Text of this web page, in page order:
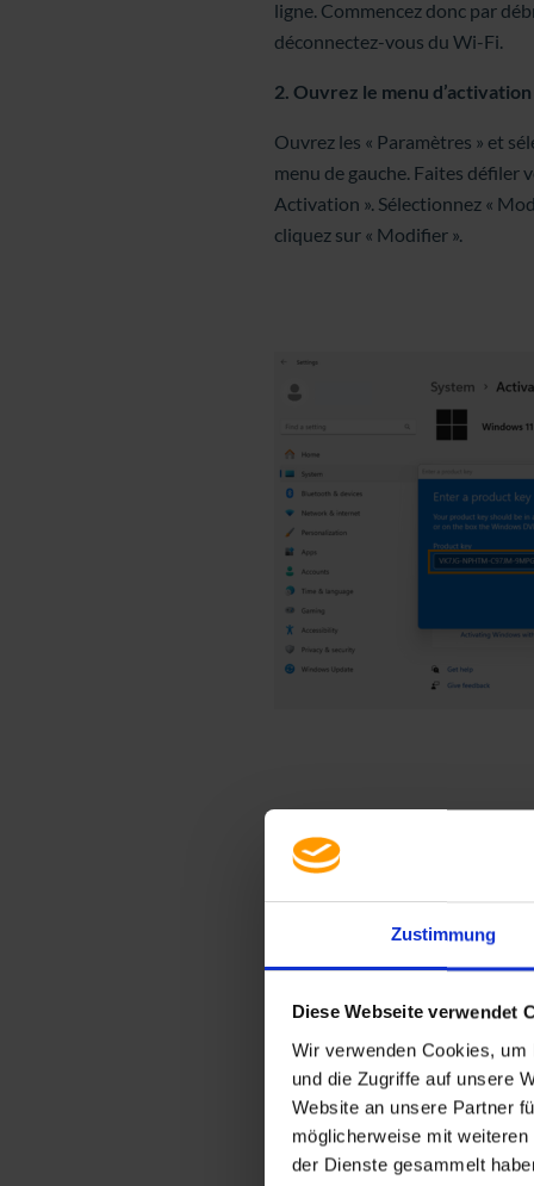
Zustimmung
Diese Webseite verwendet
Wir verwenden Cookies,
und die Zugriffe auf unsere
Website an unsere Partner
möglicherweise mit
der Dienste gesammelt
ligne. Commencez donc par
déconnectez-vous du Wi-Fi.
2. Ouvrez le menu d’activation
Ouvrez les « Paramètres » et
menu de gauche. Faites défiler
Activation ». Sélectionnez «
cliquez sur « Modifier ».
5. Saisir la clé de licence
Une fois l’installation
à Internet. Accédez à nouveau
« Activation ». Cliquez ensuite
6. Activer Windows 10/11 Pro
Saisissez maintenant la clé de
fournie et cliquez sur « Continuer
7. Terminer l’activation